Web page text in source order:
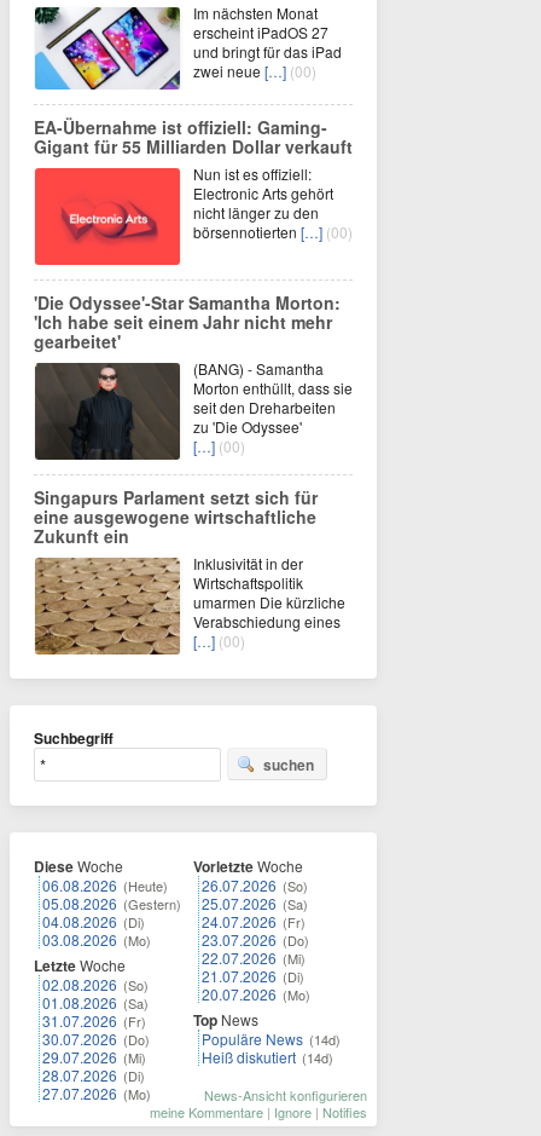
Im nächsten Monat
erscheint iPadOS 27
und bringt für das iPad
zwei neue […] (00)
EA-Übernahme ist offiziell: Gaming-
Gigant für 55 Milliarden Dollar verkauft
Nun ist es offiziell:
Electronic Arts gehört
nicht länger zu den
börsennotierten […] (00)
'Die Odyssee'-Star Samantha Morton:
'Ich habe seit einem Jahr nicht mehr
gearbeitet'
(BANG) - Samantha
Morton enthüllt, dass sie
seit den Dreharbeiten
zu 'Die Odyssee'
[…] (00)
Singapurs Parlament setzt sich für
eine ausgewogene wirtschaftliche
Zukunft ein
Inklusivität in der
Wirtschaftspolitik
umarmen Die kürzliche
Verabschiedung eines
[…] (00)
Suchbegriff
suchen
DieseWoche
06.08.2026 (Heute)
05.08.2026 (Gestern)
04.08.2026 (Di)
03.08.2026 (Mo)
LetzteWoche
02.08.2026 (So)
01.08.2026 (Sa)
31.07.2026 (Fr)
30.07.2026 (Do)
29.07.2026 (Mi)
28.07.2026 (Di)
27.07.2026 (Mo)
VorletzteWoche
26.07.2026 (So)
25.07.2026 (Sa)
24.07.2026 (Fr)
23.07.2026 (Do)
22.07.2026 (Mi)
21.07.2026 (Di)
20.07.2026 (Mo)
Top News
Populäre News (14d)
Heiß diskutiert (14d)
News-Ansicht konfigurieren
meine Kommentare | Ignore | Notifies